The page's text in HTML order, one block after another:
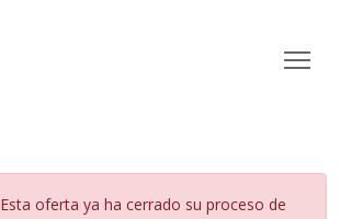
Esta oferta ya ha cerrado su proceso de